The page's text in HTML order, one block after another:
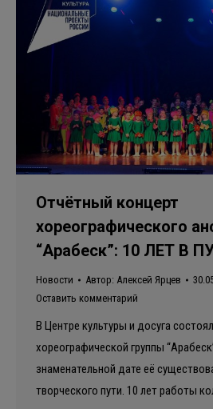
Отчётный концерт
хореографического
“Арабеск”: 10 ЛЕТ В
Новости Автор: Алексей Ярцев
Оставить комментарий
В Центре культуры и досуга
хореографической группы
знаменательной дате её
творческого пути. 10 лет работы